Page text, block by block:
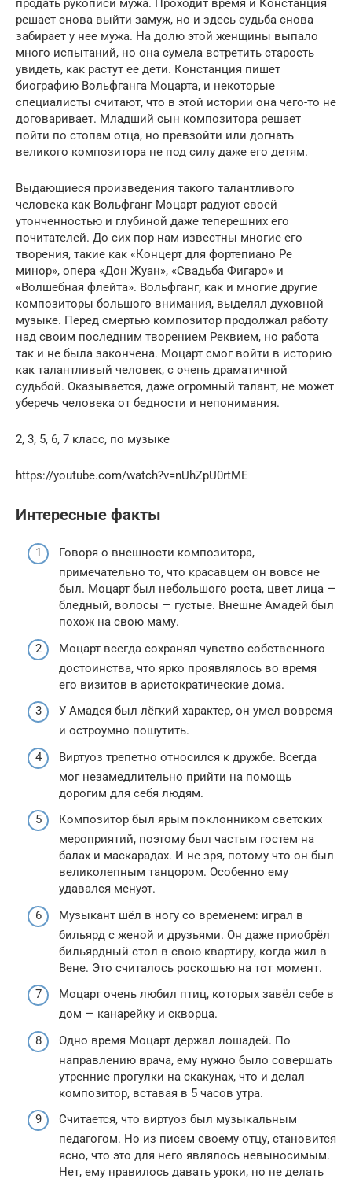
решает снова выйти замуж, но и здесь судьба снова
забирает у нее мужа. На долю этой женщины выпало
много испытаний, но она сумела встретить старость
увидеть, как растут ее дети. Констанция пишет
биографию Вольфганга Моцарта, и некоторые
специалисты считают, что в этой истории она чего-то не
договаривает. Младший сын композитора решает
пойти по стопам отца, но превзойти или догнать
великого композитора не под силу даже его детям.
Выдающиеся произведения такого талантливого
человека как Вольфганг Моцарт радуют своей
утонченностью и глубиной даже теперешних его
почитателей. До сих пор нам известны многие его
творения, такие как «Концерт для фортепиано Ре
минор», опера «Дон Жуан», «Свадьба Фигаро» и
«Волшебная флейта». Вольфганг, как и многие другие
композиторы большого внимания, выделял духовной
музыке. Перед смертью композитор продолжал работу
над своим последним творением Реквием, но работа
так и не была закончена. Моцарт смог войти в историю
как талантливый человек, с очень драматичной
судьбой. Оказывается, даже огромный талант, не может
уберечь человека от бедности и непонимания.
2, 3, 5, 6, 7 класс, по музыке
https://youtube.com/watch?v=nUhZpU0rtME
Интересные факты
Говоря о внешности композитора,
примечательно то, что красавцем он вовсе не
был. Моцарт был небольшого роста, цвет лица —
бледный, волосы — густые. Внешне Амадей был
похож на свою маму.
Моцарт всегда сохранял чувство собственного
достоинства, что ярко проявлялось во время
его визитов в аристократические дома.
У Амадея был лёгкий характер, он умел вовремя
и остроумно пошутить.
Виртуоз трепетно относился к дружбе. Всегда
мог незамедлительно прийти на помощь
дорогим для себя людям.
Композитор был ярым поклонником светских
мероприятий, поэтому был частым гостем на
балах и маскарадах. И не зря, потому что он был
великолепным танцором. Особенно ему
удавался менуэт.
Музыкант шёл в ногу со временем: играл в
бильярд с женой и друзьями. Он даже приобрёл
бильярдный стол в свою квартиру, когда жил в
Вене. Это считалось роскошью на тот момент.
Моцарт очень любил птиц, которых завёл себе в
дом — канарейку и скворца.
Одно время Моцарт держал лошадей. По
направлению врача, ему нужно было совершать
утренние прогулки на скакунах, что и делал
композитор, вставая в 5 часов утра.
Считается, что виртуоз был музыкальным
педагогом. Но из писем своему отцу, становится
ясно, что это для него являлось невыносимым.
Нет, ему нравилось давать уроки, но не делать